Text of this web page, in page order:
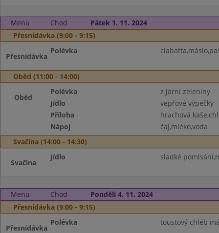
Menu Chod
Pátek 1. 11. 2024
Přesnídávka (9:00 - 9:15)
Přesnídávka
Polévka
Oběd (11:00 - 14:00)
Oběd
Polévka
z jarní zeleniny
Jídlo
vepřové výpečky
Příloha
hrachová
Nápoj
čaj,mléko,voda
Svačina (14:00 - 14:30)
Svačina
Jídlo sladké
Menu Chod
Pondělí 4. 11. 2024
Přesnídávka (9:00 - 9:15)
Přesnídávka
Polévka toustový chléb